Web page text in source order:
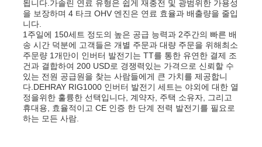
됩니다.가솔린 연료 유형은 쉽게 재충전 및 광범위한 가용성
을 보장하며 4 타크 OHV 엔진은 연료 효율과 배출량을 줄입
니다.
1주일에 150세트 정도의 높은 공급 능력과 2주간의 빠른 배
송 시간 덕분에 고객들은 개별 주문과 대량 주문을 위해최소
주문량 1개만이 인버터 발전기는 TT를 통한 유연한 결제 조
건과 결합하여 200 USD로 경쟁력있는 가격으로 신뢰할 수
있는 전원 공급원을 찾는 사람들에게 큰 가치를 제공합니
다.DEHRAY RIG1000 인버터 발전기 세트는 야외에 대한 열
정을위한 훌륭한 선택입니다, 계약자, 주택 소유자, 그리고
휴대용, 효율적이고 CE 인증 한 단계 전력 발전기를 필요로
하는 모든 사람.